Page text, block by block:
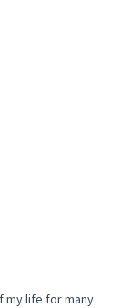
my life for many